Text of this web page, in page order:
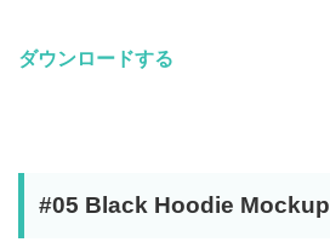
ダウンロードする
#05 Black Hoodie Mockup